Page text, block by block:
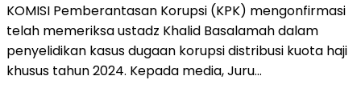
KOMISI Pemberantasan Korupsi (KPK) mengonfirmasi
telah memeriksa ustadz Khalid Basalamah dalam
penyelidikan kasus dugaan korupsi distribusi kuota haji
khusus tahun 2024. Kepada media, Juru…